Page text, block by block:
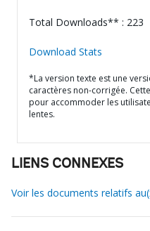
Total Downloads** : 223
Download Stats
*La version texte est une
caractères non-corrigée.
pour accommoder les
lentes.
LIENS CONNEXES
Voir les documents relatifs